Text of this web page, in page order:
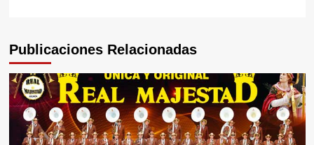
Publicaciones Relacionadas